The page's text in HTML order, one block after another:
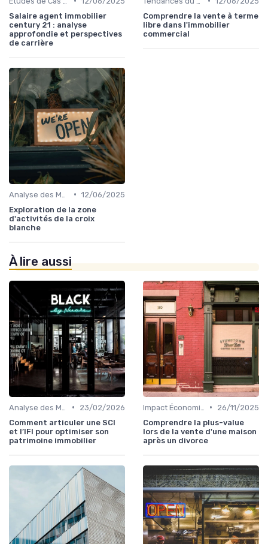
Salaire agent immobilier
century 21 : analyse
approfondie et perspectives
de carrière
Comprendre la vente à terme
libre dans l'immobilier
commercial
• 12/06/2025
Exploration de la zone
d'activités de la croix
blanche
À lire aussi
•
23/02/2026
Comment articuler une SCI
et l’IFI pour optimiser son
patrimoine immobilier
•
26/11/2025
Comprendre la plus-value
lors de la vente d'une maison
après un divorce